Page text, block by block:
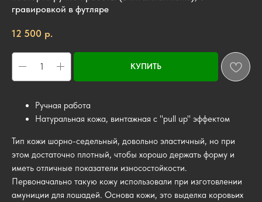
гравировкой в футляре
12 500 р.
КУПИТЬ
Ручная работа
Натуральная кожа, винтажная с "pull up" эффектом
Тип кожи шорно-седельный, довольно эластичный, но при
этом достаточно плотный, чтобы хорошо держать форму и
иметь отличные показатели износостойкости.
Первоначально такую кожу использовали при изготовлении
амуниции для лошадей. Основа кожи, это выделка коровьих